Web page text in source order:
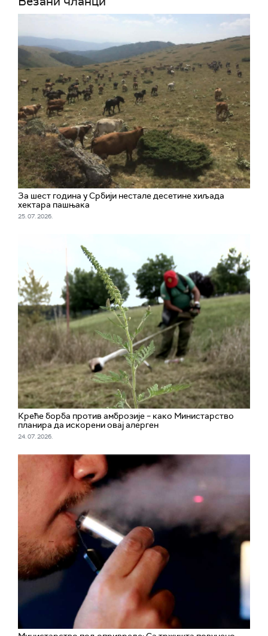
За шест година у Србији нестале десетине хиљада
хектара пашњака
25. 07. 2026.
Креће борба против амброзије – како Министарство
планира да искорени овај алерген
24. 07. 2026.